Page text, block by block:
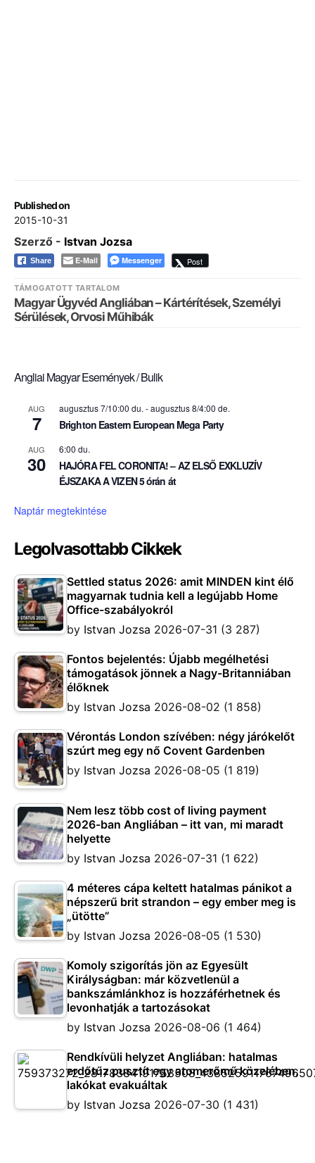
Published on
2015-10-31
Szerző - Istvan Jozsa
Share E-Mail Messenger Post
TÁMOGATOTT TARTALOM
Magyar Ügyvéd Angliában – Kártérítések, Személyi
Sérülések, Orvosi Műhibák
Angliai Magyar Események / Bulik
AUG
7
augusztus 7/10:00 du. -augusztus 8/4:00 de.
Brighton Eastern European Mega Party
AUG
30
6:00 du.
HAJÓRA FEL CORONITA! – AZ ELSŐ EXKLUZÍV
ÉJSZAKA A VIZEN 5 órán át
Naptár megtekintése
Legolvasottabb Cikkek
Settled status 2026: amit MINDEN kint élő
magyarnak tudnia kell a legújabb Home
Office-szabályokról
by Istvan Jozsa 2026-07-31 (3 287)
Fontos bejelentés: Újabb megélhetési
támogatások jönnek a Nagy-Britanniában
élőknek
by Istvan Jozsa 2026-08-02 (1 858)
Vérontás London szívében: négy járókelőt
szúrt meg egy nő Covent Gardenben
by Istvan Jozsa 2026-08-05 (1 819)
Nem lesz több cost of living payment
2026-ban Angliában – itt van, mi maradt
helyette
by Istvan Jozsa 2026-07-31 (1 622)
4 méteres cápa keltett hatalmas pánikot a
népszerű brit strandon – egy ember meg is
„ütötte”
by Istvan Jozsa 2026-08-05 (1 530)
Komoly szigorítás jön az Egyesült
Királyságban: már közvetlenül a
bankszámlánkhoz is hozzáférhetnek és
levonhatják a tartozásokat
by Istvan Jozsa 2026-08-06 (1 464)
Rendkívüli helyzet Angliában: hatalmas
erdőtűz pusztít egy atomerőmű közelében,
lakókat evakuáltak
by Istvan Jozsa 2026-07-30 (1 431)